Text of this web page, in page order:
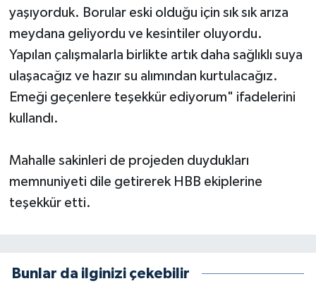
yaşıyorduk. Borular eski olduğu için sık sık arıza
meydana geliyordu ve kesintiler oluyordu.
Yapılan çalışmalarla birlikte artık daha sağlıklı suya
ulaşacağız ve hazır su alımından kurtulacağız.
Emeği geçenlere teşekkür ediyorum" ifadelerini
kullandı.
Mahalle sakinleri de projeden duydukları
memnuniyeti dile getirerek HBB ekiplerine
teşekkür etti.
Bunlar da ilginizi çekebilir